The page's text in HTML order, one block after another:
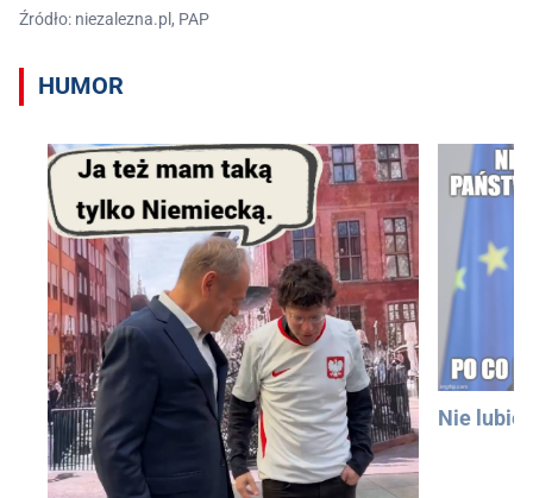
Źródło: niezalezna.pl, PAP
HUMOR
Nie lubię